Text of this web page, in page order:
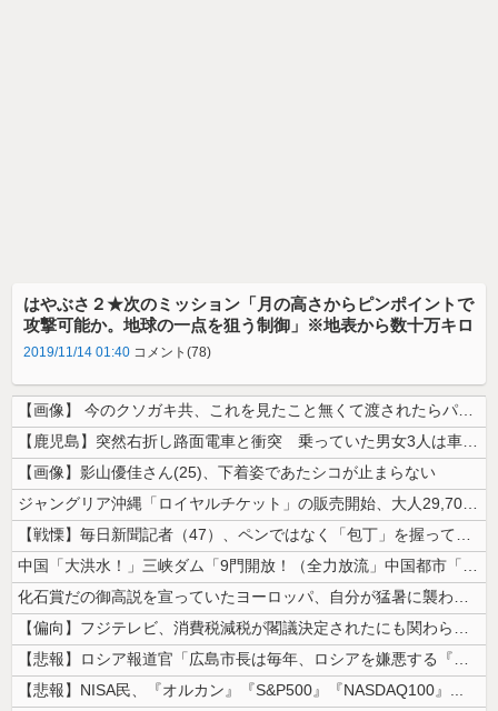
はやぶさ２★次のミッション「月の高さからピンポイントで
攻撃可能か。地球の一点を狙う制御」※地表から数十万キロ
2019/11/14 01:40 コメント(78)
【画像】 今のクソガキ共、これを見たこと無くて渡されたらパニクるらしい...
【鹿児島】突然右折し路面電車と衝突 乗っていた男女3人は車を放置しダッ...
【画像】影山優佳さん(25)、下着姿であたシコが止まらない
ジャングリア沖縄「ロイヤルチケット」の販売開始、大人29,700円にｗ...
【戦慄】毎日新聞記者（47）、ペンではなく「包丁」を握ってしまった結果...
中国「大洪水！」三峡ダム「9門開放！（全力放流」中国都市「三峡沿線の道...
化石賞だの御高説を宣っていたヨーロッパ、自分が猛暑に襲われると為すすべ...
【偏向】フジテレビ、消費税減税が閣議決定されたにも関わらず、消費税減税...
【悲報】ロシア報道官「広島市長は毎年、ロシアを嫌悪する『偽りの呪文』を...
【悲報】NISA民、『オルカン』『S&P500』『NASDAQ100』...